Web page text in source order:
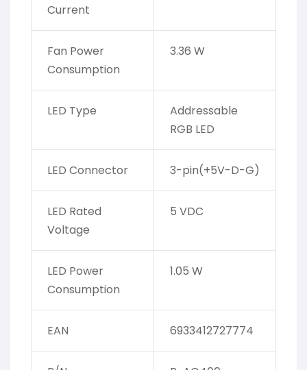
Current
Fan Power
Consumption
3.36 W
LED Type
Addressable
RGB LED
LED Connector 3-pin(+5V-D-G)
LED Rated
Voltage
5 VDC
LED Power
Consumption
1.05 W
EAN 6933412727774